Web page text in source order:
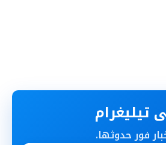
فور حدوثها.